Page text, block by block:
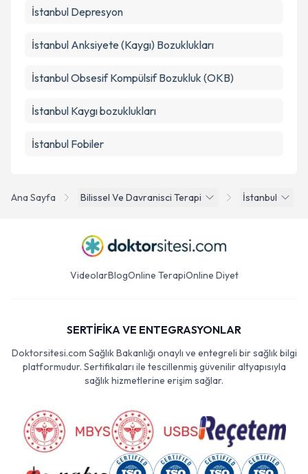
Ana Sayfa Bilissel Ve Davranisci Terapi İstanbul
İstanbul Depresyon
İstanbul Anksiyete (Kaygı) Bozuklukları
İstanbul Obsesif Kompülsif Bozukluk (OKB)
İstanbul Kaygı bozuklukları
İstanbul Fobiler
VideolarBlogOnline TerapiOnline Diyet
SERTİFİKA VE ENTEGRASYONLAR
Doktorsitesi.com Sağlık Bakanlığı onaylı ve entegreli bir sağlık bilgi
platformudur. Sertifikaları ile tescillenmiş güvenilir altyapısıyla
sağlık hizmetlerine erişim sağlar.